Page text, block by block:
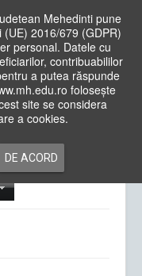
Mehedinti pune
2016/679 (GDPR)
personal. Datele cu
contribuabililor
a putea răspunde
folosește
site se considera
a cookies.
DE ACORD